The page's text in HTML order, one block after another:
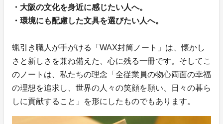
・大阪の文化を身近に感じたい人へ。
・環境にも配慮した文具を選びたい人へ。
蝋引き職人が手がける「WAX封筒ノート」は、懐かし
さと新しさを兼ね備えた、心に残る一冊です。そしてこ
のノートは、私たちの理念「全従業員の物心両面の幸福
の理想を追求し、世界の人々の笑顔を願い、日々の暮ら
しに貢献すること」を形にしたものでもあります。